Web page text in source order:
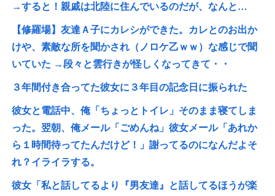
→すると！親戚は北陸に住んでいるのだが、なんと…
【修羅場】友達Ａ子にカレシができた。カレとのお出か
けや、素敵な所を聞かされ（ノロケ乙ｗｗ）な感じで聞
いていた →段々と雲行きが怪しくなってきて・・
３年間付き合ってた彼女に３年目の記念日に振られた
彼女と電話中、俺「ちょっとトイレ」そのまま寝てしま
った。翌朝、俺メール「ごめんね」彼女メール「あれか
ら１時間待ってたんだけど！」謝ってるのになんだよそ
れ？イライラする。
彼女「私と話してるより『男友達』と話してるほうが楽